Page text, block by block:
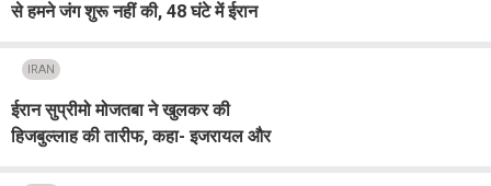
से हमने जंग शुरू नहीं की, 48 घंटे में ईरान
IRAN
ईरान सुप्रीमो मोजतबा ने खुलकर की
हिजबुल्लाह की तारीफ, कहा- इजरायल और